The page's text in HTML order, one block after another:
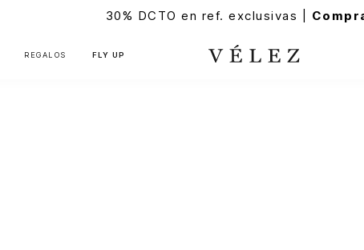
30% DCTO en ref. exclusivas |
REGALOS FLY UP